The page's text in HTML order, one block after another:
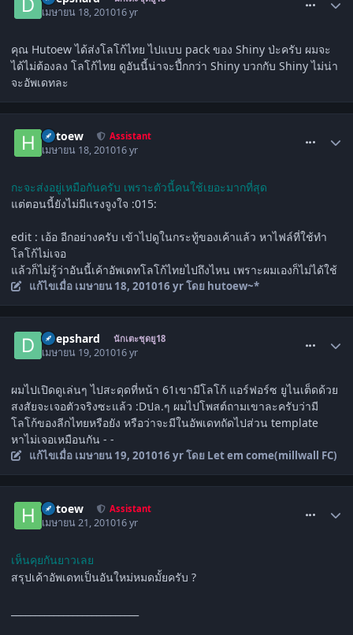
เมษายน 18, 201016 yr
คุณ Hutoew ได้ส่งโลโก้ไทย ไปแบบ pack ของ Shiny ป่ะครับ ผมจะ
ได้ไม่ต้องลง โลโก้ไทย ดูอันนี้น่าจะปึ้กกว่า Shiny บวกกับ Shiny ไม่น่า
จะอัพเดทละ
hutoew Assistant
เมษายน 18, 201016 yr
กะจะส่งอยู่เหมือกันครับ เพราะตัวนี้คนใช้เยอะมากที่สุด
แต่ตอนนี้ยังไม่มีแรงจูงใจ :015:
edit : เอ้อ อีกอย่างครับ เข้าไปดูในกระทู้ของเค้าแล้ว หาไฟล์ที่ใช้ทำ
โลโก้ไม่เจอ
แล้วก็ไม่รู้ว่าอันนี้เค้าอัพเดทโลโก้ไทยไปถึงไหน เพราะผมเองก็ไม่ได้ใช้
แก้ไขเมื่อ เมษายน 18, 201016 yrโดย hutoew~*
Deepshard นักเตะชุดยู18
เมษายน 19, 201016 yr
ผมไปเปิดดูเล่นๆ ไปสะดุดที่หน้า 61เขามีโลโก้ แอร์ฟอร์ซ ยูไนเต็ดด้วย
สงสัยจะเจอตัวจริงซะแล้ว :Dปล.ๆ ผมไปโพสต์ถามเขาละครับว่ามี
โลโก้ของลีกไทยหรือยัง หรือว่าจะมีในอัพเดทถัดไปส่วน template
หาไม่เจอเหมือนกัน - -
แก้ไขเมื่อ เมษายน 19, 201016 yrโดย Let em come(millwall FC)
hutoew Assistant
เมษายน 21, 201016 yr
เห็นคุยกันยาวเลย
สรุปเค้าอัพเดทเป็นอันใหม่หมดมั้ยครับ ?